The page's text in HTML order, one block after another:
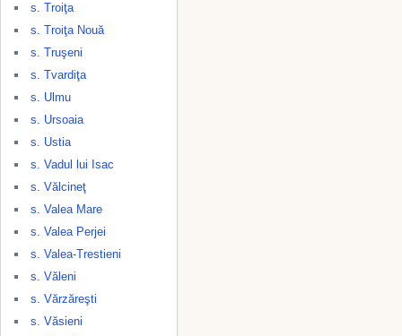
s. Troiţa
s. Troiţa Nouă
s. Truşeni
s. Tvardiţa
s. Ulmu
s. Ursoaia
s. Ustia
s. Vadul lui Isac
s. Vălcineţ
s. Valea Mare
s. Valea Perjei
s. Valea-Trestieni
s. Văleni
s. Vărzăreşti
s. Văsieni